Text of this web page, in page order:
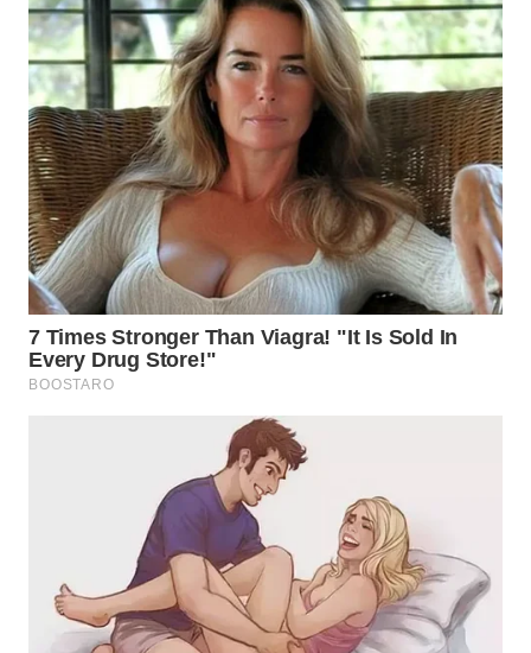
WN
SUBANG
WN
SUKABUMI
WN
PURWAKARTA
WN
PRIANGAN
TIMUR
BOROBUDUR